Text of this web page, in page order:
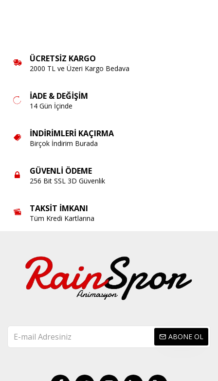
ÜCRETSIZ KARGO
2000 TL ve Üzeri Kargo Bedava
İADE & DEĞIŞIM
14 Gün İçinde
İNDIRIMLERI KAÇIRMA
Birçok İndirim Burada
GÜVENLI ÖDEME
256 Bit SSL 3D Güvenlik
TAKSIT İMKANI
Tüm Kredi Kartlarına
ABONE OL